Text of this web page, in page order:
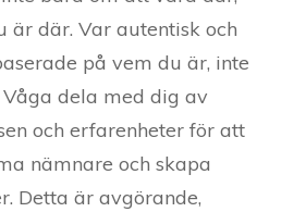
är där. Var autentisk och
på vem du är, inte
dela med dig av
och erfarenheter för att
nämnare och skapa
Detta är avgörande,